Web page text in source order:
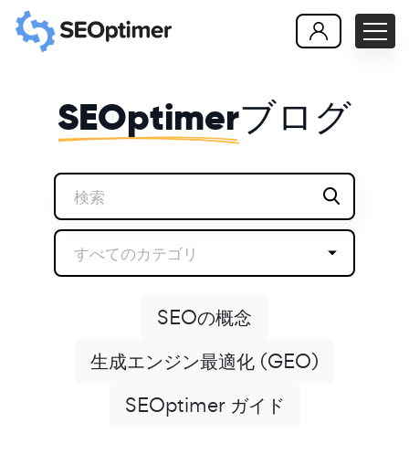
SEOptimerブログ
すべてのカテゴリ
SEOの概念
生成エンジン最適化 (GEO)
SEOptimer ガイド